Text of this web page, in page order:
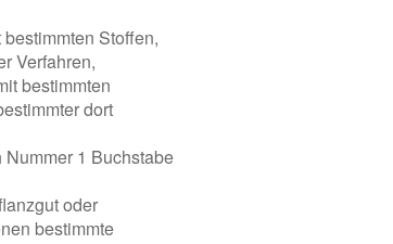
Stoffen,
Verfahren,
bestimmten
dort
1 Buchstabe
oder
bestimmte